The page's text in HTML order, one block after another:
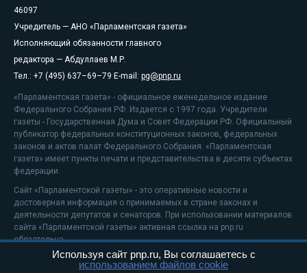
46097
Учредитель — АНО «Парламентская газета»
Исполняющий обязанности главного
редактора — Абдуллаев М.Р.
Тел.: +7 (495) 637–69–79 E-mail: pg@pnp.ru
«Парламентская газета» - официальное еженедельное издание
Федерального Собрания РФ. Издается с 1997 года. Учредители
газеты - Государственная Дума и Совет Федерации РФ. Официальный
публикатор федеральных конституционных законов, федеральных
законов и актов палат Федерального Собрания. «Парламентская
газета» имеет пункты печати и представительства в десяти субъектах
федерации.
Сайт «Парламентской газеты» - это оперативные новости и
достоверная информация о принимаемых в стране законах и
деятельности депутатов и сенаторов. При использовании материалов
сайта «Парламентской газеты» активная ссылка на pnp.ru
обязательна.
На информационном ресурсе применяютсярекомендательные
Используя сайт pnp.ru, Вы соглашаетесь с
использованием файлов cookie